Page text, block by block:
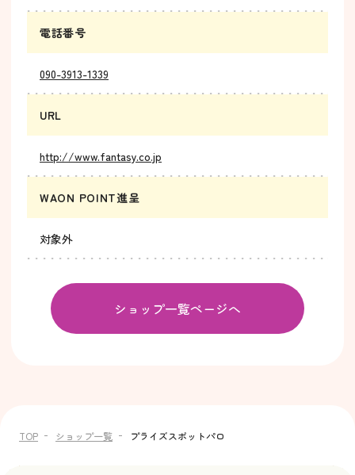
電話番号
090-3913-1339
URL
http://www.fantasy.co.jp
WAON POINT進呈
対象外
ショップ一覧ページへ
TOP ショップ一覧 プライズスポットパロ